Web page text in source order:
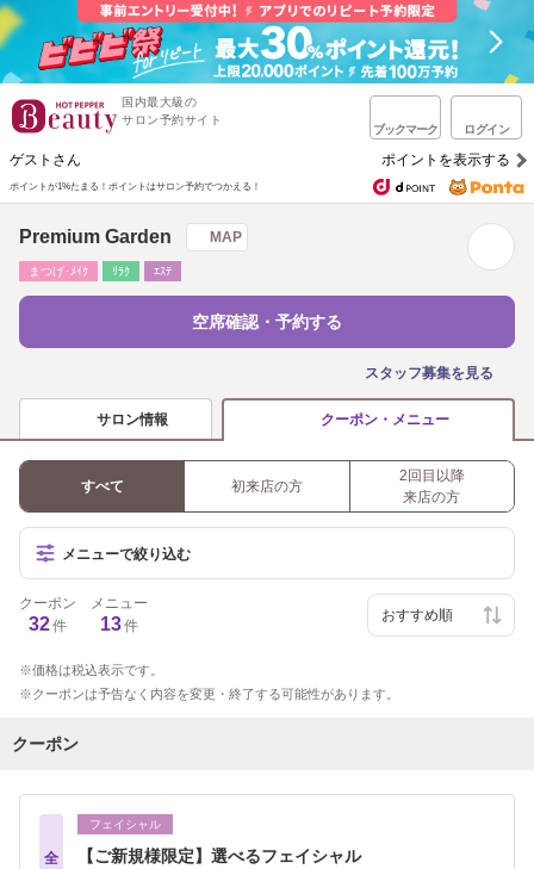
国内最大級の
サロン予約サイト
ブックマーク ログイン
ゲストさん ポイントを表示する
ポイントが1%たまる！ ポイントはサロン予約でつかえる！
Premium Garden MAP
まつげ･ﾒｲｸ ﾘﾗｸ ｴｽﾃ
空席確認・予約する
スタッフ募集を見る
サロン情報 クーポン・メニュー
すべて 初来店の方
2回目以降
来店の方
メニューで絞り込む
クーポン
32件
メニュー
13件
価格は税込表示です。
クーポンは予告なく内容を変更・終了する可能性があります。
クーポン
全
フェイシャル
【ご新規様限定】選べるフェイシャル